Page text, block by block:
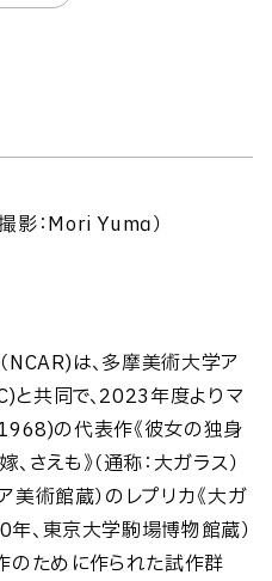
影：Mori Yuma）
NCAR)は、多摩美術大学ア
と共同で、2023年度よりマ
の代表作《彼女の独身
さえも》（通称：大ガラス）
美術館蔵）のレプリカ《大ガ
年、東京大学駒場博物館蔵）
のために作られた試作群